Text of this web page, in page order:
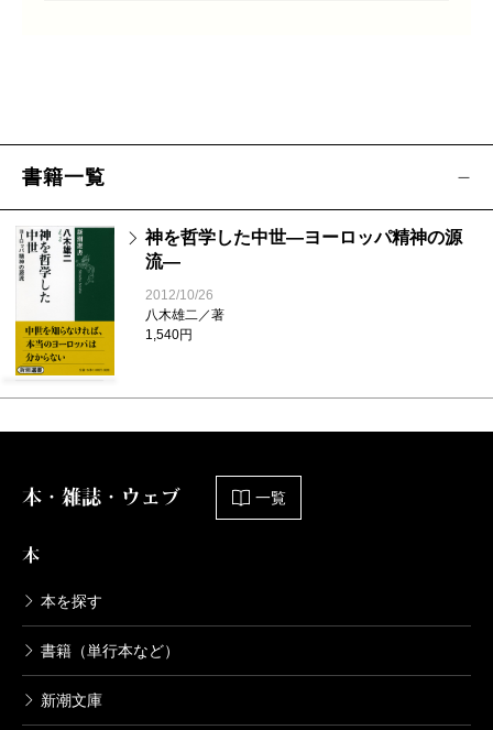
書籍一覧
神を哲学した中世―ヨーロッパ精神の源
流―
2012/10/26
八木雄二／著
1,540円
本・雑誌・ウェブ 一覧
本
本を探す
書籍（単行本など）
新潮文庫